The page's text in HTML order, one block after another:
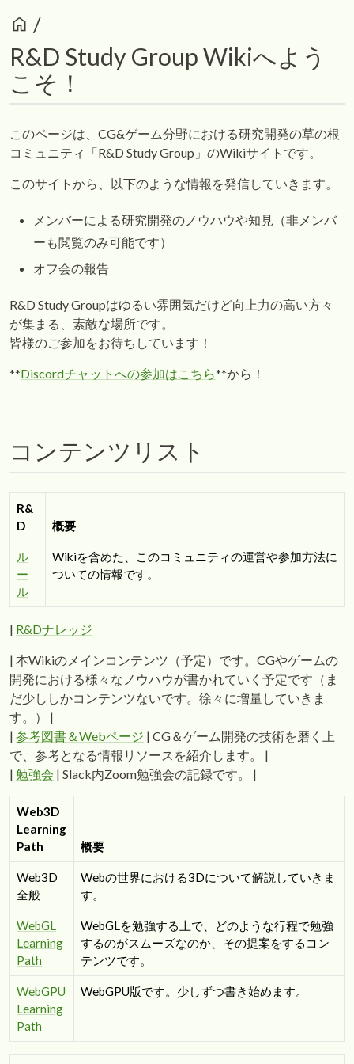
home /
R&D Study Group Wikiへよう
こそ！
このページは、CG&ゲーム分野における研究開発の草の根
コミュニティ「R&D Study Group」のWikiサイトです。
このサイトから、以下のような情報を発信していきます。
メンバーによる研究開発のノウハウや知見（非メンバ
ーも閲覧のみ可能です）
オフ会の報告
R&D Study Groupはゆるい雰囲気だけど向上力の高い方々
が集まる、素敵な場所です。
皆様のご参加をお待ちしています！
**Discordチャットへの参加はこちら**から！
コンテンツリスト
R&
D
概要
ル
ー
ル
Wikiを含めた、このコミュニティの運営や参加方法に
ついての情報です。
| R&Dナレッジ
| 本Wikiのメインコンテンツ（予定）です。CGやゲームの
開発における様々なノウハウが書かれていく予定です（ま
だ少ししかコンテンツないです。徐々に増量していきま
す。） |
| 参考図書＆Webページ | CG＆ゲーム開発の技術を磨く上
で、参考となる情報リソースを紹介します。 |
| 勉強会 | Slack内Zoom勉強会の記録です。 |
Web3D
Learning
Path
概要
Web3D
全般
Webの世界における3Dについて解説していきま
す。
WebGL
Learning
Path
WebGLを勉強する上で、どのような行程で勉強
するのがスムーズなのか、その提案をするコン
テンツです。
WebGPU
Learning
Path
WebGPU版です。少しずつ書き始めます。